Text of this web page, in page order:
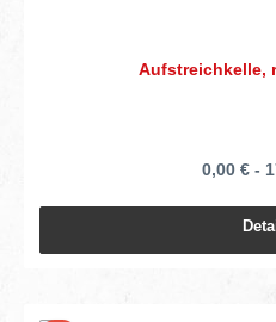
Aufstreichkelle,
0,00 € -